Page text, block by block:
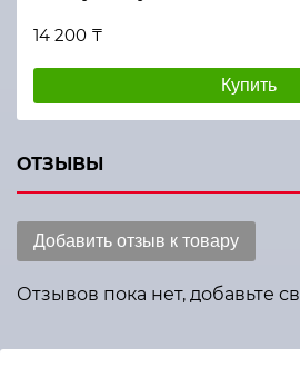
14 200 ₸
Купить
ОТЗЫВЫ
Добавить отзыв к товару
Отзывов пока нет, добавьте